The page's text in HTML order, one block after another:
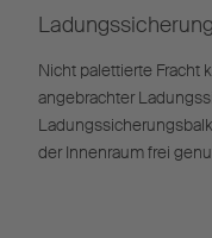
Nicht palettierte Fracht
angebrachter
der Innenraum frei